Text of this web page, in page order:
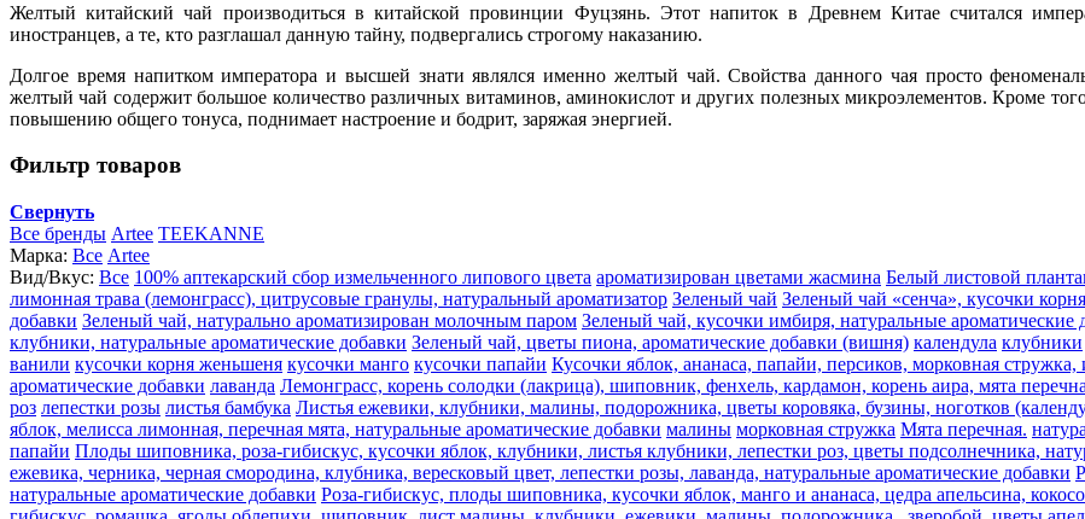
Желтый китайский чай производиться в китайской провинции Фуцзянь. Этот напиток в Древнем Китае считался
иностранцев, а те, кто разглашал данную тайну, подвергались строгому наказанию.
Долгое время напитком императора и высшей знати являлся именно желтый чай. Свойства данного чая просто
желтый чай содержит большое количество различных витаминов, аминокислот и других полезных микроэлементов. Кроме
повышению общего тонуса, поднимает настроение и бодрит, заряжая энергией.
Фильтр товаров
Свернуть
Все бренды Artee TEEKANNE
Марка: Все Artee
Вид/Вкус: Все 100% аптекарский сбор измельченного липового цвета ароматизирован цветами жасмина Белый листовой
лимонная трава (лемонграсс), цитрусовые гранулы, натуральный ароматизатор Зеленый чай Зеленый чай «сенча», кусочки
добавки Зеленый чай, натурально ароматизирован молочным паром Зеленый чай, кусочки имбиря, натуральные ароматические
клубники, натуральные ароматические добавки Зеленый чай, цветы пиона, ароматические добавки (вишня) календула клубники
ванили кусочки корня женьшеня кусочки манго кусочки папайи Кусочки яблок, ананаса, папайи, персиков, морковная
ароматические добавки лаванда Лемонграсс, корень солодки (лакрица), шиповник, фенхель, кардамон, корень аира, мята
роз лепестки розы листья бамбука Листья ежевики, клубники, малины, подорожника, цветы коровяка, бузины, ноготков
яблок, мелисса лимонная, перечная мята, натуральные ароматические добавки малины морковная стружка Мята перечная.
папайи Плоды шиповника, роза-гибискус, кусочки яблок, клубники, листья клубники, лепестки роз, цветы подсолнечника,
ежевика, черника, черная смородина, клубника, вересковый цвет, лепестки розы, лаванда, натуральные ароматические добавки
натуральные ароматические добавки Роза-гибискус, плоды шиповника, кусочки яблок, манго и ананаса, цедра апельсина,